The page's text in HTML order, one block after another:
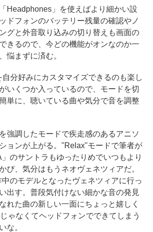
Headphones」を使えばより細かい設
ドフォンのバッテリー残量の確認やノ
グと外音取り込みの切り替えも画面の
きるので、今どの機能がオンなのか一
悩まずに済む。
自分好みにカスタマイズできるのも楽し
いくつか入っているので、モードを切
単に、聴いている曲や気分で音を調整
強調したモードで疾走感のあるアニソ
ョンが上がる。"Relax"モードで筆者が
のサントラもゆったりめでいつもより
び、気分はもうネオヴェネツィアだ。
のモデルとなったヴェネツィアに行っ
出す。普段気付けない細かな音の発見
れた曲の新しい一面にちょっと嬉しく
ゃなくてヘッドフォンでできてしまう
な。